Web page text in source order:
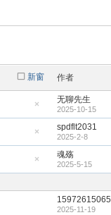
新窗 作者
藏
置
帖
无聊先生
2025-10-15
藏
置
帖
spdflt2031
2025-2-8
藏
顶
魂殇
2025-5-15
15972615065
2025-11-19